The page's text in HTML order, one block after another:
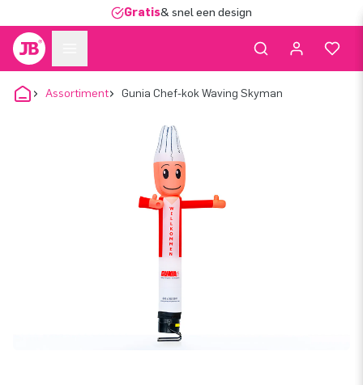
Gratis& snel een design
Assortiment Gunia Chef-kok Waving Skyman